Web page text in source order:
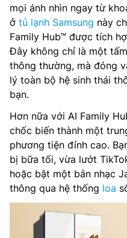
mọi ánh nhìn ngay từ
ở tủ lạnh Samsung này
Family Hub™ được tích
Đây không chỉ là một
thông thường, mà đóng
lý toàn bộ hệ sinh thái
bạn.
Hơn nữa với AI Family
chốc biến thành một
phương tiện đỉnh cao.
bị bữa tối, vừa lướt
hoặc bật một bản nhạc
thông qua hệ thống loa